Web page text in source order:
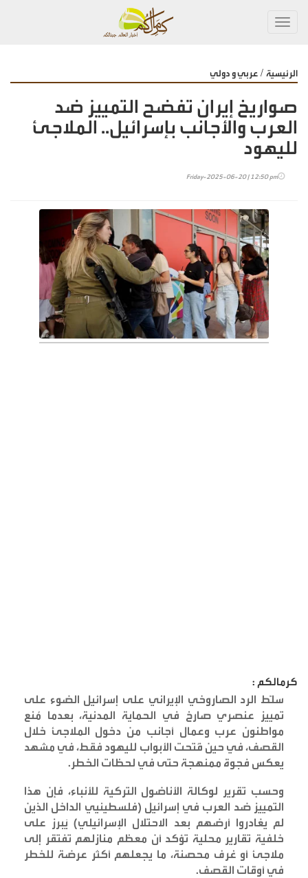
الرئيسية / عربي و دولي
صواريخ إيران تفضح التمييز ضد
العرب والأجانب بإسرائيل.. الملاجئ
لليهود
Friday-2025-06-20 | 12:50 pm
كرمالكم :
سلّط الرد الصاروخي الإيراني على إسرائيل الضوء على
تمييز عنصري صارخ في الحماية المدنية، بعدما مُنع
مواطنون عرب وعمال أجانب من دخول الملاجئ خلال
القصف، في حين فُتحت الأبواب لليهود فقط، في مشهد
يعكس فجوة ممنهجة حتى في لحظات الخطر.
وحسب تقرير لوكالة الأناضول التركية للأنباء، فإن هذا
التمييز ضد العرب في إسرائيل (فلسطينيي الداخل الذين
لم يغادروا أرضهم بعد الاحتلال الإسرائيلي) يَبرز على
خلفية تقارير محلية تؤكد أن معظم منازلهم تفتقر إلى
ملاجئ أو غرف محصنة، ما يجعلهم أكثر عرضة للخطر
في أوقات القصف.